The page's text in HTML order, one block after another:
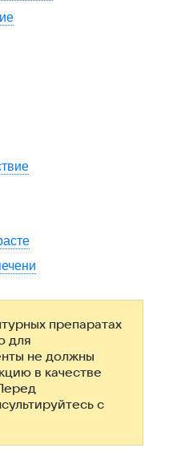
препаратах
для
не должны
в качестве
с